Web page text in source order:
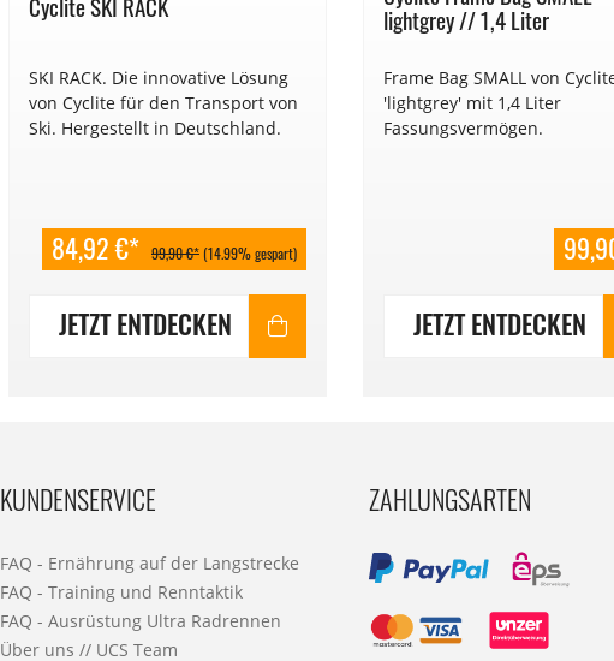
SKI RACK. Die innovative Lösung
von Cyclite für den Transport von
Ski. Hergestellt in Deutschland.
84,92 €* 99,90 €*(14.99% gespart)
JETZT ENTDECKEN
lightgrey // 1,4 Liter
Frame Bag SMALL von
'lightgrey' mit 1,4 Liter
Fassungsvermögen.
JETZT ENTDECKEN
KUNDENSERVICE
FAQ - Ernährung auf der Langstrecke
FAQ - Training und Renntaktik
FAQ - Ausrüstung Ultra Radrennen
Über uns // UCS Team
ZAHLUNGSARTEN